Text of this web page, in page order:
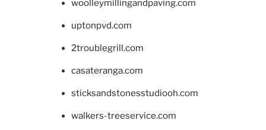
woolleymillingandpaving.com
uptonpvd.com
2troublegrill.com
casateranga.com
sticksandstonesstudiooh.com
walkers-treeservice.com